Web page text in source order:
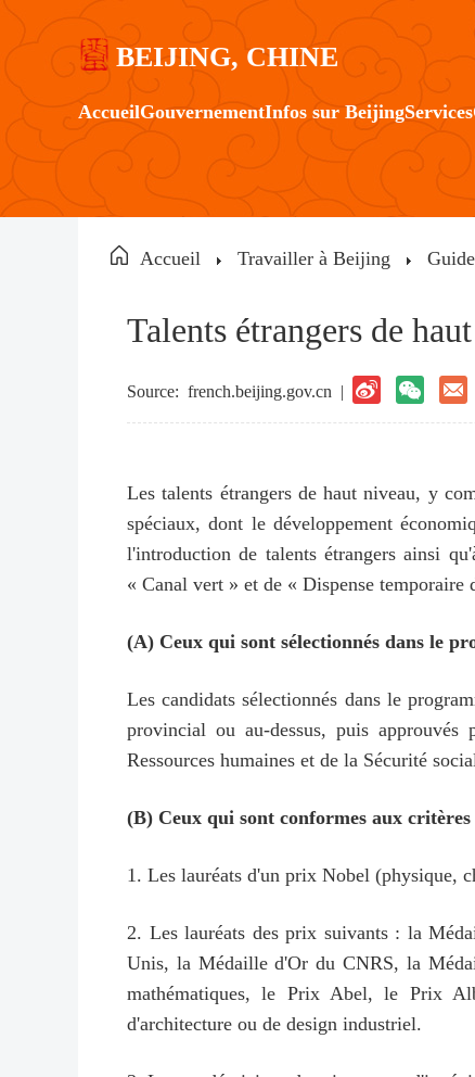
BEIJING, CHINE
AccueilGouvernementInfos sur BeijingServices
Accueil Travailler à Beijing
Talents étrangers de
Source: french.beijing.gov.cn |
Les talents étrangers de haut niveau, y
spéciaux, dont le développement
l'introduction de talents étrangers ainsi
« Canal vert » et de « Dispense
(A) Ceux qui sont sélectionnés dans le
Les candidats sélectionnés dans le
provincial ou au-dessus, puis
Ressources humaines et de la Sécurité
(B) Ceux qui sont conformes aux
1. Les lauréats d'un prix Nobel (physique,
2. Les lauréats des prix suivants : la
Unis, la Médaille d'Or du CNRS, la
mathématiques, le Prix Abel, le Prix
d'architecture ou de design industriel.